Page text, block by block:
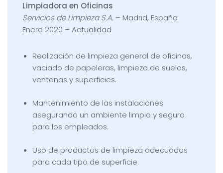
Limpiadora en Oficinas
Servicios de Limpieza S.A. – Madrid, España
Enero 2020 – Actualidad
Realización de limpieza general de oficinas,
vaciado de papeleras, limpieza de suelos,
ventanas y superficies.
Mantenimiento de las instalaciones
asegurando un ambiente limpio y seguro
para los empleados.
Uso de productos de limpieza adecuados
para cada tipo de superficie.